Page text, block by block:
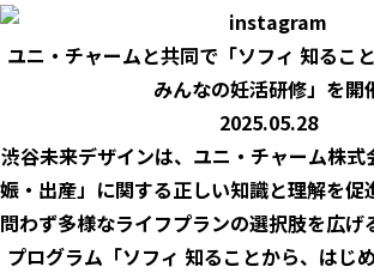
ユニ・チャームと共同で「ソフィ 知るこ
みんなの妊活研修」を開
2025.05.28
渋谷未来デザインは、ユニ・チャーム株式
娠・出産」に関する正しい知識と理解を促
問わず多様なライフプランの選択肢を広げ
プログラム「ソフィ 知ることから、はじ